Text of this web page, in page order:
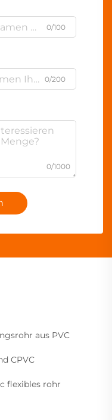
0/100
0/200
0/1000
aus PVC
CPVC
flexibles rohr